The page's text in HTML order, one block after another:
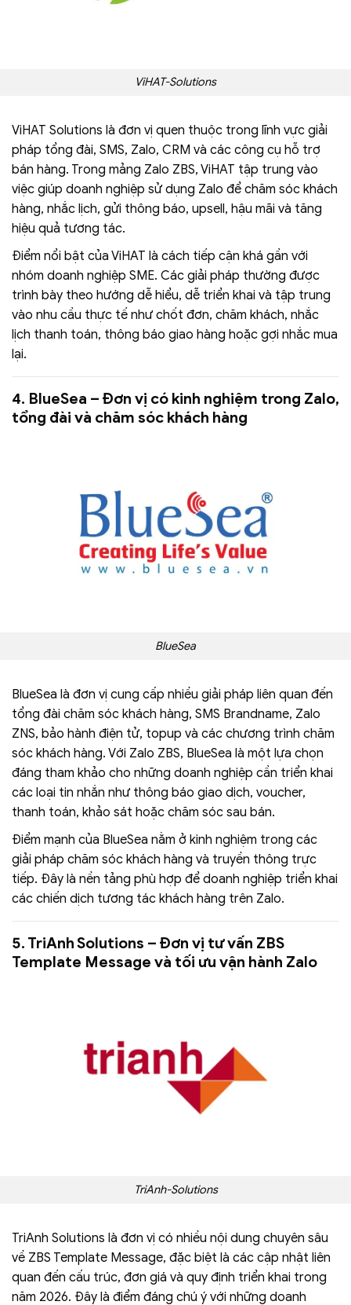
ViHAT-Solutions
ViHAT Solutions là đơn vị quen thuộc trong lĩnh vực giải
pháp tổng đài, SMS, Zalo, CRM và các công cụ hỗ trợ
bán hàng. Trong mảng Zalo ZBS, ViHAT tập trung vào
việc giúp doanh nghiệp sử dụng Zalo để chăm sóc khách
hàng, nhắc lịch, gửi thông báo, upsell, hậu mãi và tăng
hiệu quả tương tác.
Điểm nổi bật của ViHAT là cách tiếp cận khá gần với
nhóm doanh nghiệp SME. Các giải pháp thường được
trình bày theo hướng dễ hiểu, dễ triển khai và tập trung
vào nhu cầu thực tế như chốt đơn, chăm khách, nhắc
lịch thanh toán, thông báo giao hàng hoặc gợi nhắc mua
lại.
4. BlueSea – Đơn vị có kinh nghiệm trong Zalo,
tổng đài và chăm sóc khách hàng
BlueSea
BlueSea là đơn vị cung cấp nhiều giải pháp liên quan đến
tổng đài chăm sóc khách hàng, SMS Brandname, Zalo
ZNS, bảo hành điện tử, topup và các chương trình chăm
sóc khách hàng. Với Zalo ZBS, BlueSea là một lựa chọn
đáng tham khảo cho những doanh nghiệp cần triển khai
các loại tin nhắn như thông báo giao dịch, voucher,
thanh toán, khảo sát hoặc chăm sóc sau bán.
Điểm mạnh của BlueSea nằm ở kinh nghiệm trong các
giải pháp chăm sóc khách hàng và truyền thông trực
tiếp. Đây là nền tảng phù hợp để doanh nghiệp triển khai
các chiến dịch tương tác khách hàng trên Zalo.
5. TriAnh Solutions – Đơn vị tư vấn ZBS
Template Message và tối ưu vận hành Zalo
TriAnh-Solutions
TriAnh Solutions là đơn vị có nhiều nội dung chuyên sâu
về ZBS Template Message, đặc biệt là các cập nhật liên
quan đến cấu trúc, đơn giá và quy định triển khai trong
năm 2026. Đây là điểm đáng chú ý với những doanh